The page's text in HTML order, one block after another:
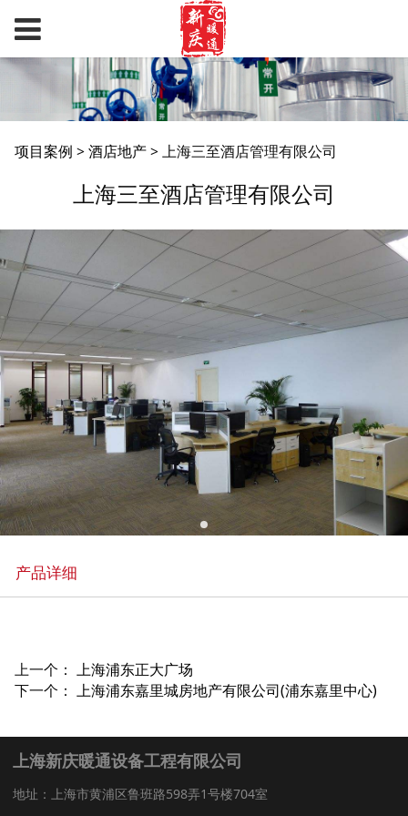
上海三至酒店管理有限
公司
项目案例 >酒店地产>上海三至酒店管理有限公司
上海三至酒店管理有限公司
产品详细
上一个： 上海浦东正大广场
下一个： 上海浦东嘉里城房地产有限公司(浦东嘉里中心)
上海新庆暖通设备工程有限公司
地址：上海市黄浦区鲁班路598弄1号楼704室